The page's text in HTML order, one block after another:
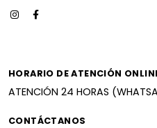
HORARIO DE ATENCIÓN
ATENCIÓN 24 HORAS
CONTÁCTANOS